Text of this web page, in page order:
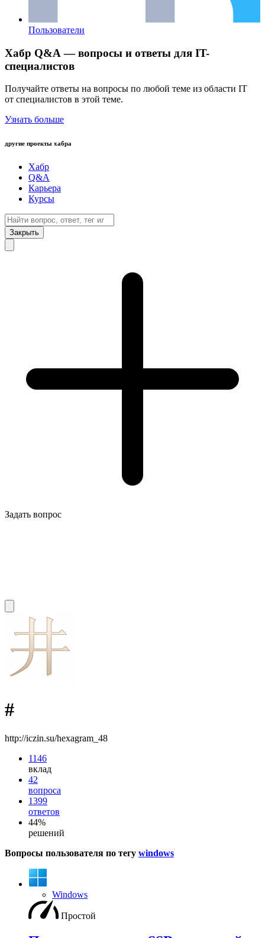
Пользователи
Хабр Q&A — вопросы и ответы для IT-
специалистов
Получайте ответы на вопросы по любой теме из области IT
от специалистов в этой теме.
Узнать больше
другие проекты хабра
Хабр
Q&A
Карьера
Курсы
Закрыть
Задать вопрос
#
http://iczin.su/hexagram_48
1146
вклад
42
вопроса
1399
ответов
44%
решений
Вопросы пользователя по тегу windows
Windows
Простой